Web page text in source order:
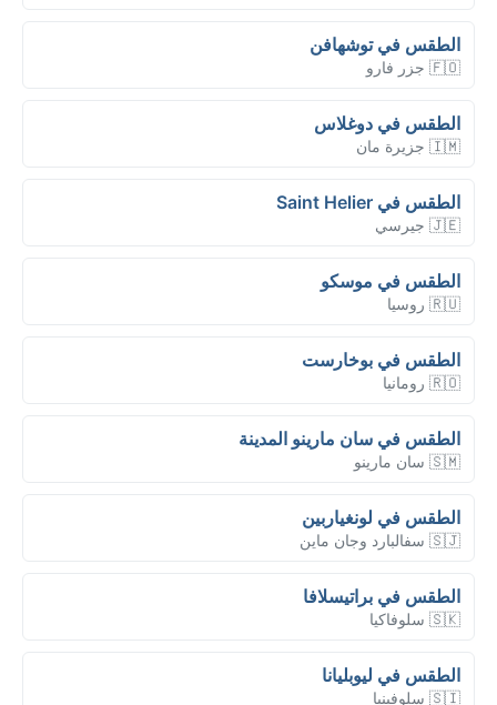
الطقس في توشهافن
🇫🇴 جزر فارو
الطقس في دوغلاس
🇮🇲 جزيرة مان
الطقس في Saint Helier
🇯🇪 جيرسي
الطقس في موسكو
🇷🇺 روسيا
الطقس في بوخارست
🇷🇴 رومانيا
الطقس في سان مارينو المدينة
🇸🇲 سان مارينو
الطقس في لونغياربين
🇸🇯 سفالبارد وجان ماين
الطقس في براتيسلافا
🇸🇰 سلوفاكيا
الطقس في ليوبليانا
🇸🇮 سلوفينيا